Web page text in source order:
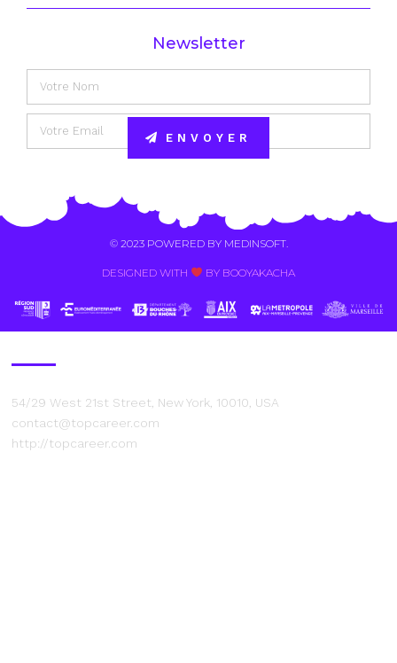
Newsletter
ENVOYER
© 2023 POWERED BY MEDINSOFT.
DESIGNED WITH BY BOOYAKACHA​
54/29 West 21st Street, New York, 10010, USA
contact@topcareer.com
http://topcareer.com